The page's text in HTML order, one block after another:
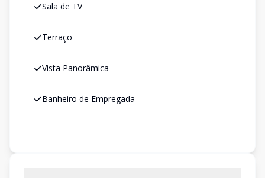
Sala de TV
Terraço
Vista Panorâmica
Banheiro de Empregada